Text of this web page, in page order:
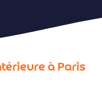
à Paris